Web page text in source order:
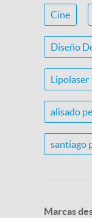
Cine
Diseño
Lipolaser
alisado
santiago
Marcas